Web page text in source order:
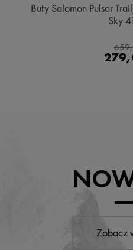
Buty Salomon Pulsar
Sky
Zobacz